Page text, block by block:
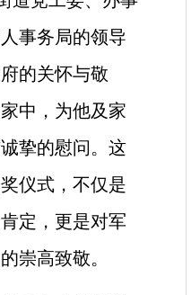
事务局的领导
的关怀与敬
中，为他及家
挚的慰问。这
仪式，不仅是
定，更是对军
崇高致敬。